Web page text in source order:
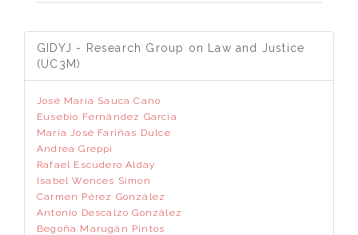
GIDYJ - Research Group on Law and Justice
(UC3M)
José María Sauca Cano
Eusebio Fernández García
María José Fariñas Dulce
Andrea Greppi
Rafael Escudero Alday
Isabel Wences Simon
Carmen Pérez González
Antonio Descalzo González
Begoña Marugán Pintos